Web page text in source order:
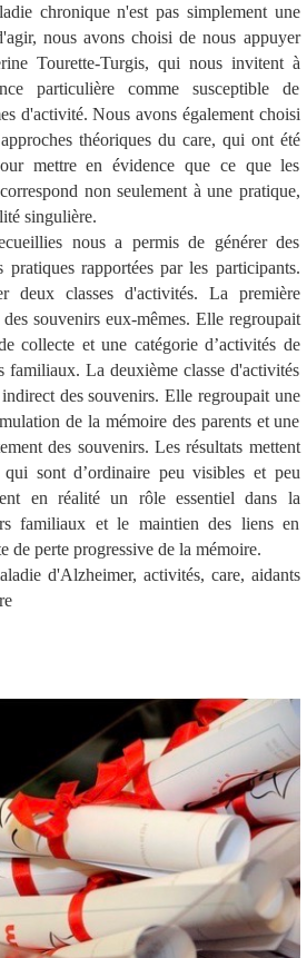
chronique n'est pas simplement une
nous avons choisi de nous appuyer
Tourette-Turgis, qui nous invitent à
particulière comme susceptible de
d'activité. Nous avons également choisi
théoriques du care, qui ont été
mettre en évidence que ce que les
non seulement à une pratique,
singulière.
nous a permis de générer des
pratiques rapportées par les participants.
deux classes d'activités. La première
souvenirs eux-mêmes. Elle regroupait
collecte et une catégorie d’activités de
familiaux. La deuxième classe d'activités
des souvenirs. Elle regroupait une
de la mémoire des parents et une
des souvenirs. Les résultats mettent
sont d’ordinaire peu visibles et peu
en réalité un rôle essentiel dans la
familiaux et le maintien des liens en
de perte progressive de la mémoire.
d'Alzheimer, activités, care, aidants